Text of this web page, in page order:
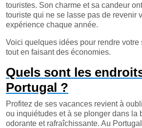
touristes. Son charme et sa candeur
touriste qui ne se lasse pas de revenir
expérience chaque année.
Voici quelques idées pour rendre
tout en faisant des économies.
Quels sont les
Portugal ?
Profitez de ses vacances revient à
ou inquiétudes et à se plonger dans la
odorante et rafraîchissante. Au